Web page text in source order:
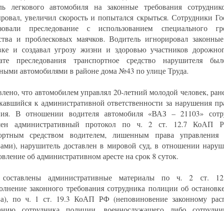
легкового автомобиля на законные требования
увеличил скорость и попытался скрыться. Сотрудники
преследование с использованием специального
и проблесковых маячков. Водитель игнорировал
и создавал угрозу жизни и здоровью участников
преследования транспортное средство нарушителя
автомобилями в районе дома №43 по улице Труда.
что автомобилем управлял 20-летний молодой человек,
к административной ответственности за нарушения
В отношении водителя автомобиля «ВАЗ – 21103»
административный протокол по ч. 2 ст. 12.7 КоАП
средством водителем, лишенным права управления
нарушитель доставлен в мировой суд, в отношении
об административном аресте на срок 8 суток.
административные материалы по ч. 2 ст.
законного требования сотрудника полиции об
по ч. 1 ст. 19.3 КоАП РФ (неповиновение законному